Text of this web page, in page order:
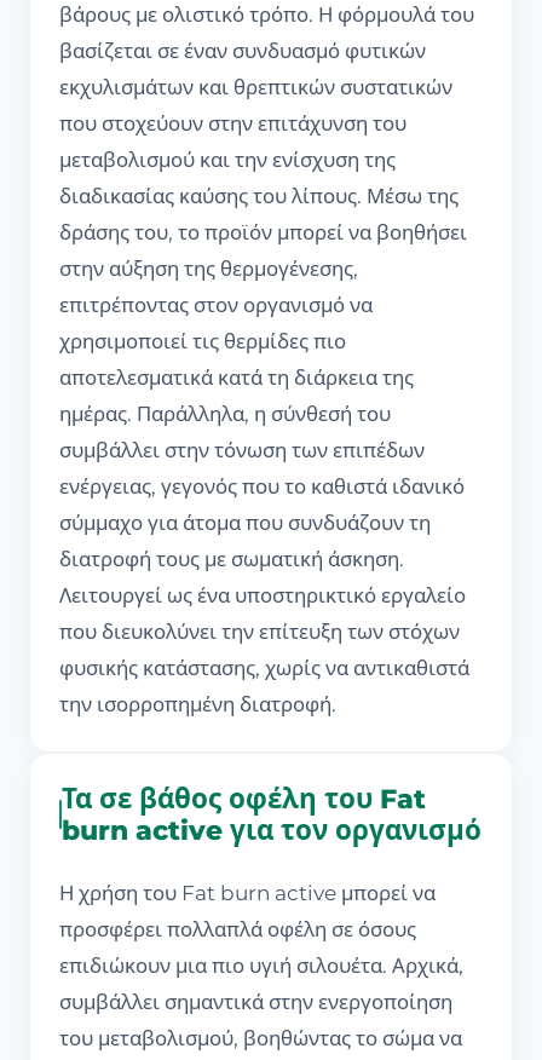
βάρους με ολιστικό τρόπο. Η φόρμουλά του
βασίζεται σε έναν συνδυασμό φυτικών
εκχυλισμάτων και θρεπτικών συστατικών
που στοχεύουν στην επιτάχυνση του
μεταβολισμού και την ενίσχυση της
διαδικασίας καύσης του λίπους. Μέσω της
δράσης του, το προϊόν μπορεί να βοηθήσει
στην αύξηση της θερμογένεσης,
επιτρέποντας στον οργανισμό να
χρησιμοποιεί τις θερμίδες πιο
αποτελεσματικά κατά τη διάρκεια της
ημέρας. Παράλληλα, η σύνθεσή του
συμβάλλει στην τόνωση των επιπέδων
ενέργειας, γεγονός που το καθιστά ιδανικό
σύμμαχο για άτομα που συνδυάζουν τη
διατροφή τους με σωματική άσκηση.
Λειτουργεί ως ένα υποστηρικτικό εργαλείο
που διευκολύνει την επίτευξη των στόχων
φυσικής κατάστασης, χωρίς να αντικαθιστά
την ισορροπημένη διατροφή.
Τα σε βάθος οφέλη του Fat
burn active για τον οργανισμό
Η χρήση του Fat burn active μπορεί να
προσφέρει πολλαπλά οφέλη σε όσους
επιδιώκουν μια πιο υγιή σιλουέτα. Αρχικά,
συμβάλλει σημαντικά στην ενεργοποίηση
του μεταβολισμού, βοηθώντας το σώμα να